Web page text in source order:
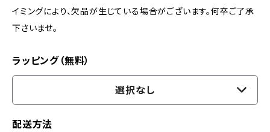
イミングにより、欠品が生じている場合がございます。何卒ご了承
下さいませ。
ラッピング（無料）
選択なし
配送方法